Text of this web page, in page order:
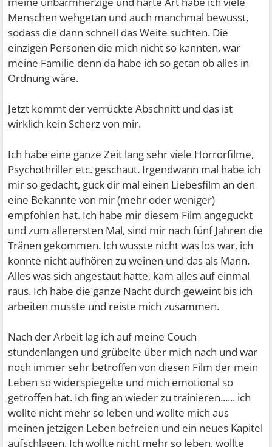
Menschen wehgetan und auch manchmal bewusst,
sodass die dann schnell das Weite suchten. Die
einzigen Personen die mich nicht so kannten, war
meine Familie denn da habe ich so getan ob alles in
Ordnung wäre.
Jetzt kommt der verrückte Abschnitt und das ist
wirklich kein Scherz von mir.
Ich habe eine ganze Zeit lang sehr viele Horrorfilme,
Psychothriller etc. geschaut. Irgendwann mal habe ich
mir so gedacht, guck dir mal einen Liebesfilm an den
eine Bekannte von mir (mehr oder weniger)
empfohlen hat. Ich habe mir diesem Film angeguckt
und zum allerersten Mal, sind mir nach fünf Jahren die
Tränen gekommen. Ich wusste nicht was los war, ich
konnte nicht aufhören zu weinen und das als Mann.
Alles was sich angestaut hatte, kam alles auf einmal
raus. Ich habe die ganze Nacht durch geweint bis ich
arbeiten musste und reiste mich zusammen.
Nach der Arbeit lag ich auf meine Couch
stundenlangen und grübelte über mich nach und war
noch immer sehr betroffen von diesen Film der mein
Leben so widerspiegelte und mich emotional so
getroffen hat. Ich fing an wieder zu trainieren...... ich
wollte nicht mehr so leben und wollte mich aus
meinen jetzigen Leben befreien und ein neues Kapitel
aufschlagen. Ich wollte nicht mehr so leben, wollte